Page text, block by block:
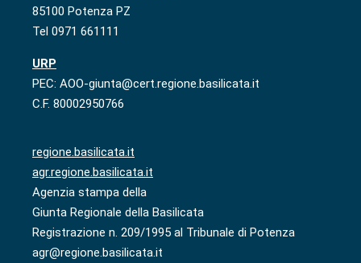
85100 Potenza PZ
Tel 0971 661111
URP
PEC: AOO-giunta@cert.regione.basilicata.it
C.F. 80002950766
regione.basilicata.it
agr.regione.basilicata.it
Agenzia stampa della
Giunta Regionale della Basilicata
Registrazione n. 209/1995 al Tribunale di Potenza
agr@regione.basilicata.it